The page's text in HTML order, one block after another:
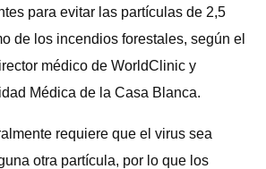
para evitar las partículas de 2,5
de los incendios forestales, según el
médico de WorldClinic y
Médica de la Casa Blanca.
requiere que el virus sea
otra partícula, por lo que los